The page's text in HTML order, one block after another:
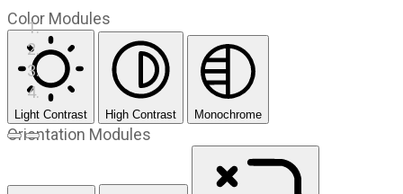
Предыдущий слайд
Следующий слайд
Color Modules
Light Contrast High Contrast Monochrome
Orientation Modules